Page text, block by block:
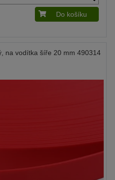
Do košíku
na vodítka šíře 20 mm 490314